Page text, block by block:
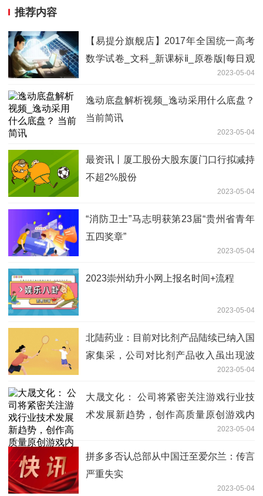
推荐内容
【易提分旗舰店】2017年全国统一高考
数学试卷_文科_新课标ⅱ_原卷版|每日观
2023-05-04
逸动底盘解析视频_逸动采用什么底盘？
当前简讯
2023-05-04
最资讯丨厦工股份大股东厦门口行拟减持
不超2%股份
2023-05-04
“消防卫士”马志明获第23届“贵州省青年
五四奖章”
2023-05-04
2023崇州幼升小网上报名时间+流程
2023-05-04
北陆药业：目前对比剂产品陆续已纳入国
家集采，公司对比剂产品收入虽出现波
动，但市场份额较上年有所增长 头条
2023-05-04
大晟文化： 公司将紧密关注游戏行业技
术发展新趋势，创作高质量原创游戏内
2023-05-04
拼多多否认总部从中国迁至爱尔兰：传言
严重失实
2023-05-04